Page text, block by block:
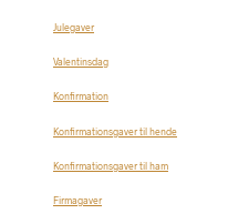
Julegaver
Valentinsdag
Konfirmation
Konfirmationsgaver til hende
Konfirmationsgaver til ham
Firmagaver